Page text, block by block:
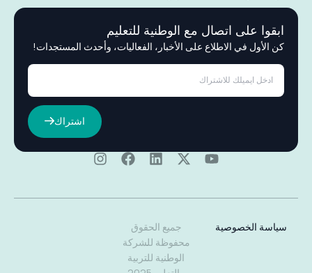
ابقوا على اتصال مع الوطنية للتعليم
كن الأول في الاطلاع على الأخبار، الفعاليات، وأحدث المستجدات!
اشتراك
سياسة الخصوصية
جميع الحقوق
محفوظة للشركة
الوطنية للتربية